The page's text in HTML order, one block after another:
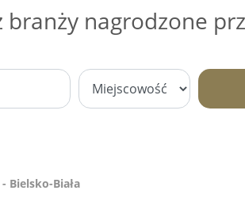
nagrodzone
Bielsko-Biała